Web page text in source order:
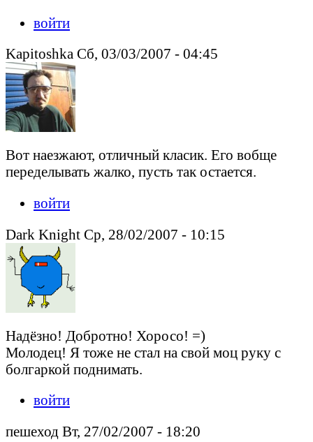
войти
Kapitoshka Сб, 03/03/2007 - 04:45
Вот наезжают, отличный класик. Его вобще
переделывать жалко, пусть так остается.
войти
Dark Knight Ср, 28/02/2007 - 10:15
Надёзно! Добротно! Хоросо! =)
Молодец! Я тоже не стал на свой моц руку с
болгаркой поднимать.
войти
пешеход Вт, 27/02/2007 - 18:20